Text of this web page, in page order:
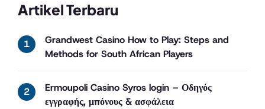
Artikel Terbaru
Grandwest Casino How to Play: Steps and
Methods for South African Players
Ermoupoli Casino Syros login – Οδηγός
εγγραφής, μπόνους & ασφάλεια